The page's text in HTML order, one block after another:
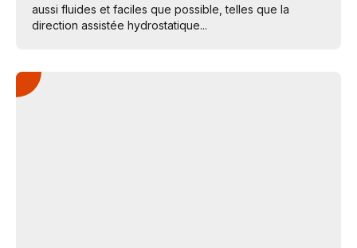
aussi fluides et faciles que possible, telles que la
direction assistée hydrostatique...